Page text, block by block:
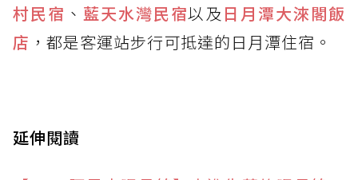
村民宿 、 藍天水灣民宿以及 日月潭大淶閣飯
店 ，都是客運站步行可抵達的日月潭住宿。
延伸閱讀